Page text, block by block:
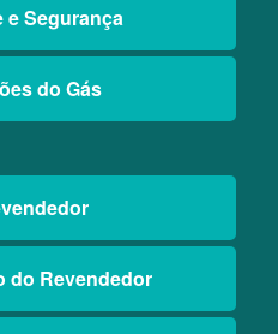
e Segurança
do Gás
do Revendedor